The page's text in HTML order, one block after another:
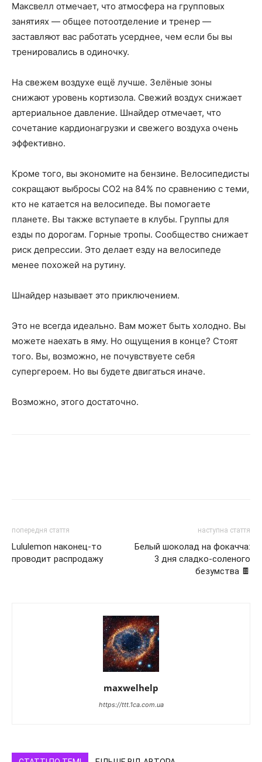
Максвелл отмечает, что атмосфера на групповых
занятиях — общее потоотделение и тренер —
заставляют вас работать усерднее, чем если бы вы
тренировались в одиночку.
На свежем воздухе ещё лучше. Зелёные зоны
снижают уровень кортизола. Свежий воздух снижает
артериальное давление. Шнайдер отмечает, что
сочетание кардионагрузки и свежего воздуха очень
эффективно.
Кроме того, вы экономите на бензине. Велосипедисты
сокращают выбросы CO2 на 84% по сравнению с теми,
кто не катается на велосипеде. Вы помогаете
планете. Вы также вступаете в клубы. Группы для
езды по дорогам. Горные тропы. Сообщество снижает
риск депрессии. Это делает езду на велосипеде
менее похожей на рутину.
Шнайдер называет это приключением.
Это не всегда идеально. Вам может быть холодно. Вы
можете наехать в яму. Но ощущения в конце? Стоят
того. Вы, возможно, не почувствуете себя
супергероем. Но вы будете двигаться иначе.
Возможно, этого достаточно.
попередня стаття
Lululemon наконец-то
проводит распродажу
наступна стаття
Белый шоколад на фокачча:
3 дня сладко-соленого
безумства 🍫
maxwelhelp
https://ttt.1ca.com.ua